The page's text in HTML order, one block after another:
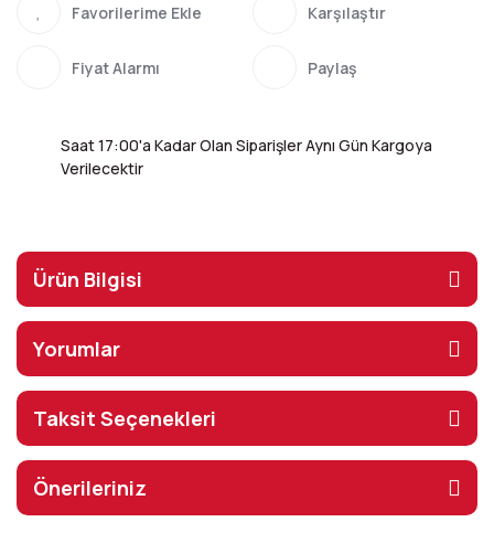
Karşılaştır
Fiyat Alarmı Paylaş
Saat 17:00'a Kadar Olan Siparişler Aynı Gün Kargoya
Verilecektir
Ürün Bilgisi
Yorumlar
Taksit Seçenekleri
Önerileriniz